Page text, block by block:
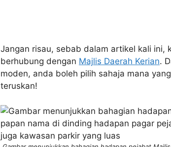
Jangan risau, sebab dalam artikel kali ini,
berhubung dengan Majlis Daerah Kerian.
moden, anda boleh pilih sahaja mana
teruskan!